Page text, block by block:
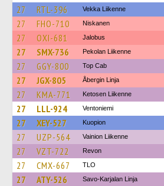
27 RTL-396 Vekka Liikenne
27 FHO-710 Niskanen
27 OXI-681 Jalobus
27 SMX-736 Pekolan Liikenne
27 GGY-800 Top Cab
27 JGX-805 Åbergin Linja
27 KMA-771 Ketosen Liikenne
27 LLL-924 Ventoniemi
27 XEY-527 Kuopion
27 UZP-564 Vainion Liikenne
27 VZT-722 Revon
27 CMX-667 TLO
27 ATY-526 Savo-Karjalan Linja